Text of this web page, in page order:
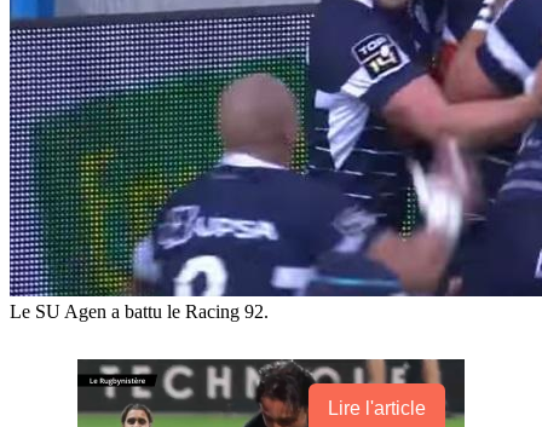
Le SU Agen a battu le Racing 92.
Lire l'article